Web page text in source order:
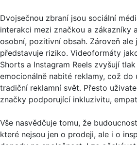
Dvojsečnou zbraní jsou sociální
interakci mezi značkou a zákazníky
osobní, pozitivní obsah. Zároveň ale
představuje riziko. Videoformáty
Shorts a Instagram Reels zvyšují
emocionálně nabité reklamy, což
tradiční reklamní svět. Přesto
značky podporující inkluzivitu,
Vše nasvědčuje tomu, že
které nejsou jen o prodeji, ale i o